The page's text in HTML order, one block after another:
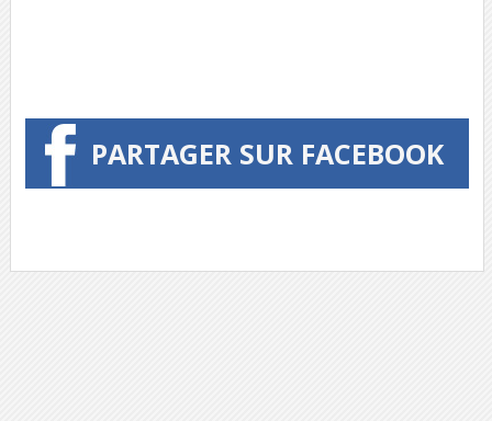
PARTAGER SUR FACEBOOK